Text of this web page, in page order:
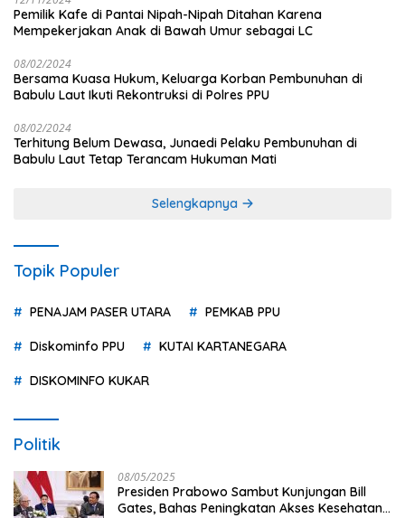
Pemilik Kafe di Pantai Nipah-Nipah Ditahan Karena
Mempekerjakan Anak di Bawah Umur sebagai LC
08/02/2024
Bersama Kuasa Hukum, Keluarga Korban Pembunuhan di
Babulu Laut Ikuti Rekontruksi di Polres PPU
08/02/2024
Terhitung Belum Dewasa, Junaedi Pelaku Pembunuhan di
Babulu Laut Tetap Terancam Hukuman Mati
Selengkapnya
Topik Populer
PENAJAM PASER UTARA PEMKAB PPU
Diskominfo PPU KUTAI KARTANEGARA
DISKOMINFO KUKAR
Politik
08/05/2025
Presiden Prabowo Sambut Kunjungan Bill
Gates, Bahas Peningkatan Akses Kesehatan